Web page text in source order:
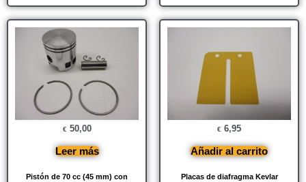
Pistón de 70 cc (45 mm) con
€ 50,00
Leer más
Placas de diafragma Kevlar
€ 6,95
Añadir al carrito